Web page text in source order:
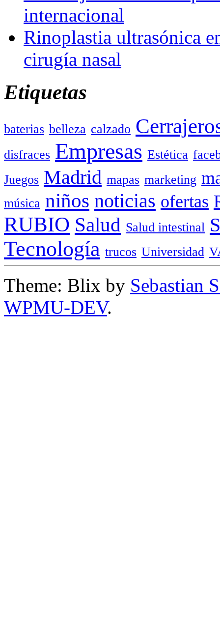
internacional
Rinoplastia ultrasónica
cirugía nasal
Etiquetas
baterias belleza calzado
disfraces Empresas Estética
Juegos Madrid mapas marketing
música niños noticias ofertas
RUBIO Salud Salud intestinal
Tecnología trucos Universidad
Theme: Blix by Sebastian
WPMU-DEV.